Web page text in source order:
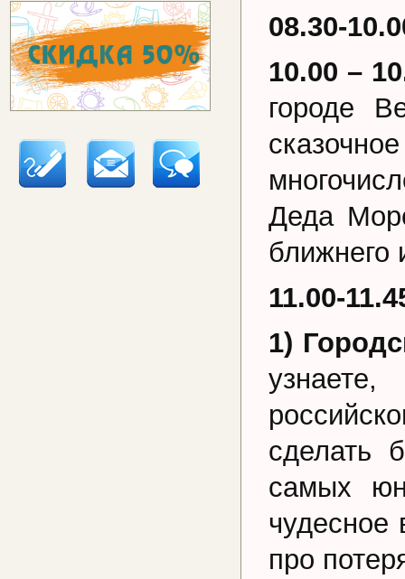
08.30-
10.00 –
городе
Деда
ближнего
11.00-
1)
сделать
самых
чудесное
про